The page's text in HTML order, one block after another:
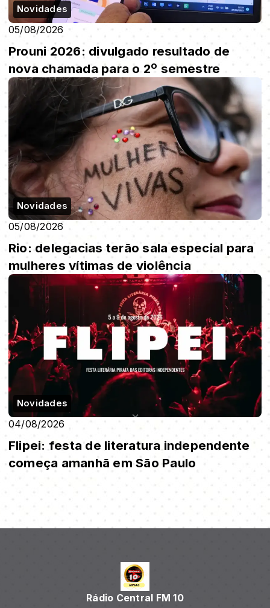
Novidades
05/08/2026
Prouni 2026: divulgado resultado de
nova chamada para o 2º semestre
Novidades
05/08/2026
Rio: delegacias terão sala especial para
mulheres vítimas de violência
Novidades
04/08/2026
Flipei: festa de literatura independente
começa amanhã em São Paulo
Rádio Central FM 10